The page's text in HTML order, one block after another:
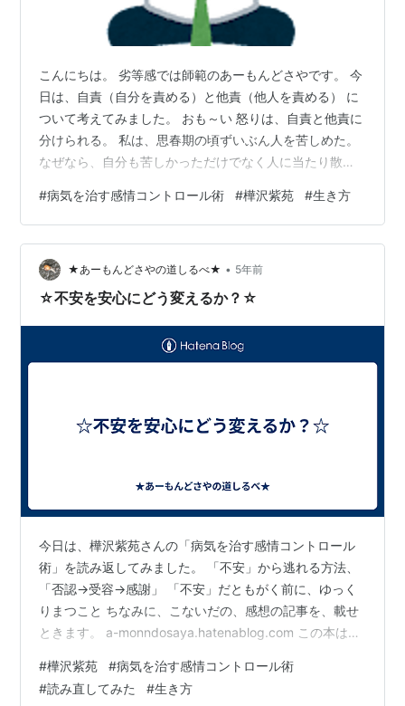
こんにちは。 劣等感では師範のあーもんどさやです。 今
日は、自責（自分を責める）と他責（他人を責める） に
ついて考えてみました。 おも～い 怒りは、自責と他責に
分けられる。 私は、思春期の頃ずいぶん人を苦しめた。
なぜなら、自分も苦しかっただけでなく人に当たり散ら
校拒否もしたし、受験にも失敗したし・・・ 私がトラウ
マとなり、周りの人が、ずいぶん苦労したことも、今と
なって知る。 それを今になって、思いっきり責める（自
責）。 すっごい罪悪感。 ごめんね。 私は、受験は大嫌
いだ。 得たものもあったかもしれないけど、失ったもの
#病気を治す感情コントロール術 #樺沢紫苑 #生き方
★あーもんどさやの道しるべ★ • 5年前
☆不安を安心にどう変えるか？☆
今日は、樺沢紫苑さんの「病気を治す感情コントロール
術」を読み返してみました。 「不安」から逃れる方法、
「否認→受容→感謝」 「不安」だともがく前に、ゆっく
りまつこと ちなみに、こないだの、感想の記事を、載せ
ときます。 a-monndosaya.hatenablog.com この本は、
いう内容なのは、わかっていた。 しかし、 買って読んだ
ときも、つらさに直面したときも、こないだ、感想書い
#樺沢紫苑 #病気を治す感情コントロール術
#読み直してみた #生き方